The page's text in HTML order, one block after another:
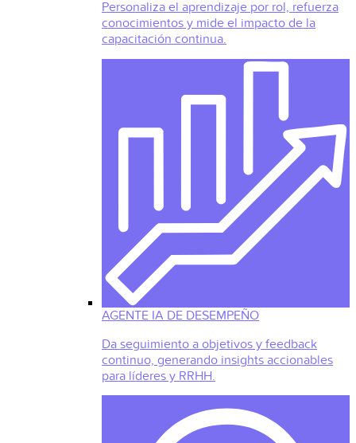
Personaliza el aprendizaje por rol, refuerza
conocimientos y mide el impacto de la
capacitación continua.
AGENTE IA DE DESEMPEÑO
Da seguimiento a objetivos y feedback
continuo, generando insights accionables
para líderes y RRHH.